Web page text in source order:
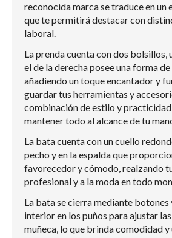
reconocida marca se traduce en un
que te permitirá destacar con
laboral.
La prenda cuenta con dos bolsillos,
el de la derecha posee una forma
añadiendo un toque encantador y
guardar tus herramientas y
combinación de estilo y
mantener todo al alcance de tu
La bata cuenta con un cuello
pecho y en la espalda que
favorecedor y cómodo, realzando
profesional y a la moda en todo
La bata se cierra mediante botones
interior en los puños para ajustar
muñeca, lo que brinda comodidad